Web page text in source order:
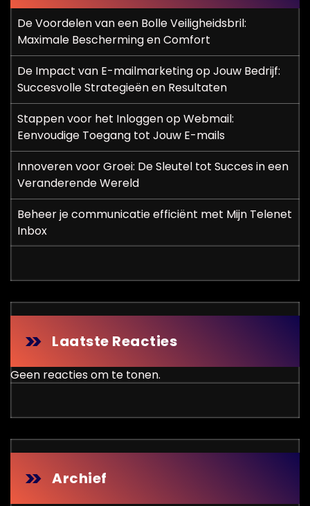
De Voordelen van een Bolle Veiligheidsbril:
Maximale Bescherming en Comfort
De Impact van E-mailmarketing op Jouw Bedrijf:
Succesvolle Strategieën en Resultaten
Stappen voor het Inloggen op Webmail:
Eenvoudige Toegang tot Jouw E-mails
Innoveren voor Groei: De Sleutel tot Succes in een
Veranderende Wereld
Beheer je communicatie efficiënt met Mijn Telenet
Inbox
Laatste Reacties
Geen reacties om te tonen.
Archief